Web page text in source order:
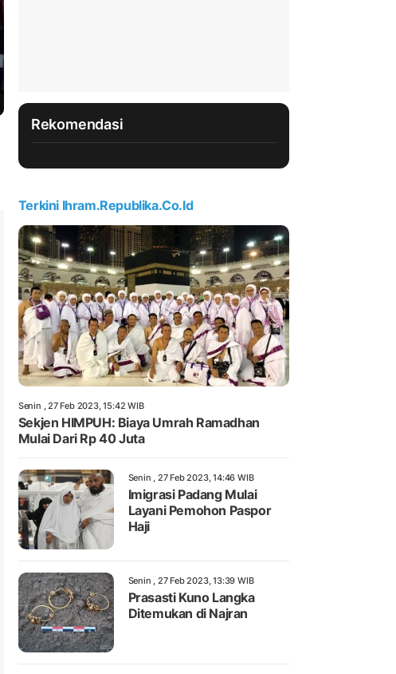
Rekomendasi
Terkini Ihram.republika.co.id
Senin , 27 Feb 2023, 15:42 WIB
Sekjen HIMPUH: Biaya Umrah Ramadhan
Mulai Dari Rp 40 Juta
Senin , 27 Feb 2023, 14:46 WIB
Imigrasi Padang Mulai
Layani Pemohon Paspor
Haji
Senin , 27 Feb 2023, 13:39 WIB
Prasasti Kuno Langka
Ditemukan di Najran